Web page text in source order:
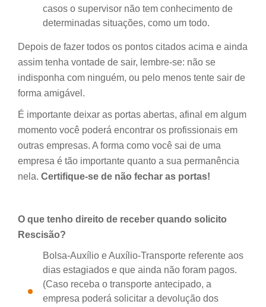
casos o supervisor não tem conhecimento de
determinadas situações, como um todo.
Depois de fazer todos os pontos citados acima e ainda
assim tenha vontade de sair, lembre-se: não se
indisponha com ninguém, ou pelo menos tente sair de
forma amigável.
É importante deixar as portas abertas, afinal em algum
momento você poderá encontrar os profissionais em
outras empresas. A forma como você sai de uma
empresa é tão importante quanto a sua permanência
nela. Certifique-se de não fechar as portas!
O que tenho direito de receber quando solicito
Rescisão?
Bolsa-Auxílio e Auxílio-Transporte referente aos
dias estagiados e que ainda não foram pagos.
(Caso receba o transporte antecipado, a
empresa poderá solicitar a devolução dos